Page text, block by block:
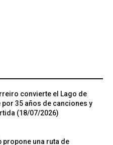
convierte el Lago de
por 35 años de canciones y
(18/07/2026)
propone una ruta de